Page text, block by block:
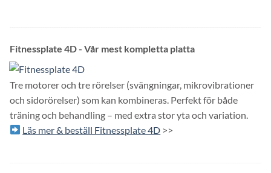
Fitnessplate 4D - Vår mest kompletta platta
Tre motorer och tre rörelser (svängningar, mikrovibrationer
och sidorörelser) som kan kombineras. Perfekt för både
träning och behandling – med extra stor yta och variation.
Läs mer & beställ Fitnessplate 4D >>